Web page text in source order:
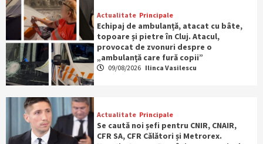
Actualitate Principale
Echipaj de ambulanță, atacat cu bâte,
topoare și pietre în Cluj. Atacul,
provocat de zvonuri despre o
„ambulanță care fură copii”
09/08/2026 Ilinca Vasilescu
Actualitate Principale
Se caută noi șefi pentru CNIR, CNAIR,
CFR SA, CFR Călători și Metrorex.